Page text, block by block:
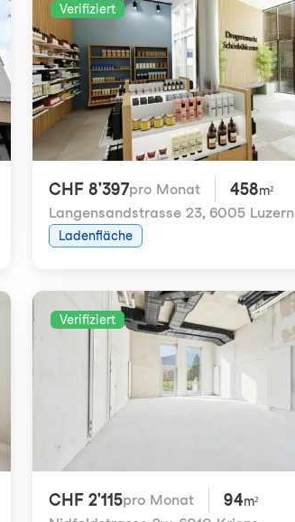
Verifiziert
CHF 8'397pro Monat 458m²
Langensandstrasse 23, 6005 Luzern
Ladenfläche
Verifiziert
CHF 2'115pro Monat 94m²